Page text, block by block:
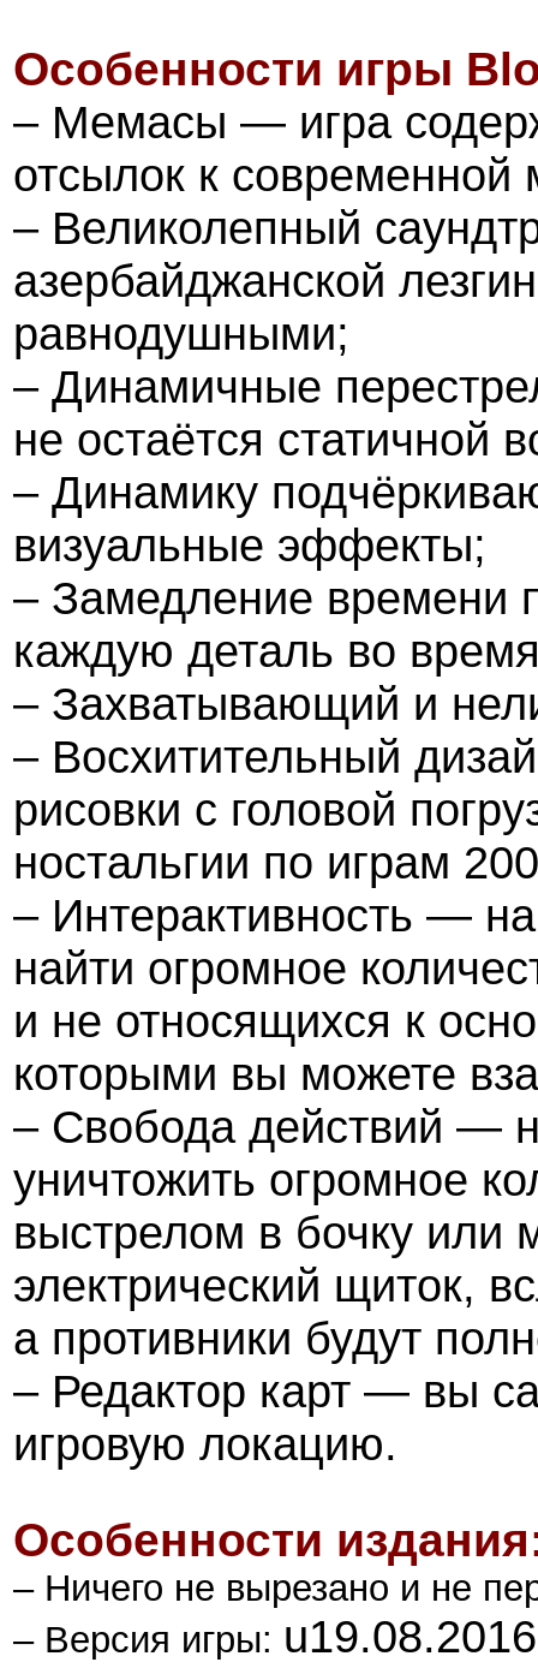
Особенности игры
– Мемасы — игра
отсылок к современной
– Великолепный
азербайджанской
равнодушными;
– Динамичные
не остаётся статичной
– Динамику
визуальные эффекты;
– Замедление времени
каждую деталь во
– Захватывающий и
– Восхитительный
рисовки с головой
ностальгии по играм
– Интерактивность —
найти огромное
и не относящихся к
которыми вы можете
– Свобода действий —
уничтожить огромное
выстрелом в бочку или
электрический щиток,
а противники будут
– Редактор карт — вы
игровую локацию.
Особенности
– Ничего не вырезано и не
– Версия игры: u19.08.2016